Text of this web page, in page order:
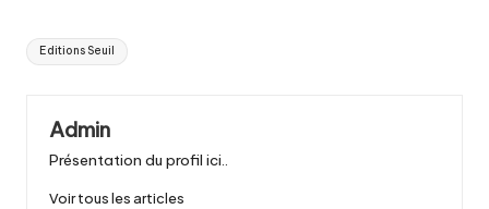
Tags:
Editions Seuil
Admin
Présentation du profil ici..
Voir tous les articles